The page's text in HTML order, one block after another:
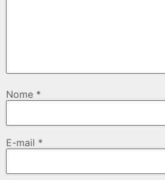
Nome *
E-mail *